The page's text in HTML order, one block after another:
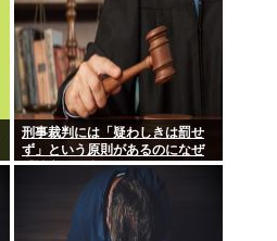
刑事裁判には「疑わしきは罰せ
ず」という原則があるのになぜ
「性交の同意がなかった」とい
う確かめようが無いもので有罪
になるの？